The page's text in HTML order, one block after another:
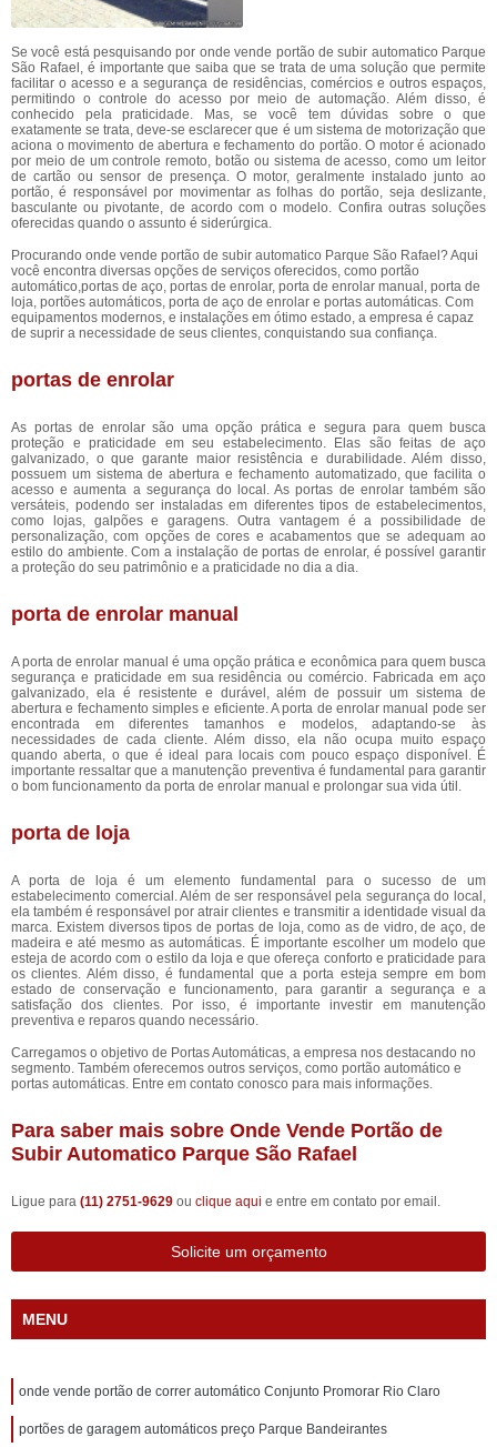
Se você está pesquisando por onde vende portão de subir automatico Parque
São Rafael, é importante que saiba que se trata de uma solução que permite
facilitar o acesso e a segurança de residências, comércios e outros espaços,
permitindo o controle do acesso por meio de automação. Além disso, é
conhecido pela praticidade. Mas, se você tem dúvidas sobre o que
exatamente se trata, deve-se esclarecer que é um sistema de motorização que
aciona o movimento de abertura e fechamento do portão. O motor é acionado
por meio de um controle remoto, botão ou sistema de acesso, como um leitor
de cartão ou sensor de presença. O motor, geralmente instalado junto ao
portão, é responsável por movimentar as folhas do portão, seja deslizante,
basculante ou pivotante, de acordo com o modelo. Confira outras soluções
oferecidas quando o assunto é siderúrgica.
Procurando onde vende portão de subir automatico Parque São Rafael? Aqui
você encontra diversas opções de serviços oferecidos, como portão
automático,portas de aço, portas de enrolar, porta de enrolar manual, porta de
loja, portões automáticos, porta de aço de enrolar e portas automáticas. Com
equipamentos modernos, e instalações em ótimo estado, a empresa é capaz
de suprir a necessidade de seus clientes, conquistando sua confiança.
portas de enrolar
As portas de enrolar são uma opção prática e segura para quem busca
proteção e praticidade em seu estabelecimento. Elas são feitas de aço
galvanizado, o que garante maior resistência e durabilidade. Além disso,
possuem um sistema de abertura e fechamento automatizado, que facilita o
acesso e aumenta a segurança do local. As portas de enrolar também são
versáteis, podendo ser instaladas em diferentes tipos de estabelecimentos,
como lojas, galpões e garagens. Outra vantagem é a possibilidade de
personalização, com opções de cores e acabamentos que se adequam ao
estilo do ambiente. Com a instalação de portas de enrolar, é possível garantir
a proteção do seu patrimônio e a praticidade no dia a dia.
porta de enrolar manual
A porta de enrolar manual é uma opção prática e econômica para quem busca
segurança e praticidade em sua residência ou comércio. Fabricada em aço
galvanizado, ela é resistente e durável, além de possuir um sistema de
abertura e fechamento simples e eficiente. A porta de enrolar manual pode ser
encontrada em diferentes tamanhos e modelos, adaptando-se às
necessidades de cada cliente. Além disso, ela não ocupa muito espaço
quando aberta, o que é ideal para locais com pouco espaço disponível. É
importante ressaltar que a manutenção preventiva é fundamental para garantir
o bom funcionamento da porta de enrolar manual e prolongar sua vida útil.
porta de loja
A porta de loja é um elemento fundamental para o sucesso de um
estabelecimento comercial. Além de ser responsável pela segurança do local,
ela também é responsável por atrair clientes e transmitir a identidade visual da
marca. Existem diversos tipos de portas de loja, como as de vidro, de aço, de
madeira e até mesmo as automáticas. É importante escolher um modelo que
esteja de acordo com o estilo da loja e que ofereça conforto e praticidade para
os clientes. Além disso, é fundamental que a porta esteja sempre em bom
estado de conservação e funcionamento, para garantir a segurança e a
satisfação dos clientes. Por isso, é importante investir em manutenção
preventiva e reparos quando necessário.
Carregamos o objetivo de Portas Automáticas, a empresa nos destacando no
segmento. Também oferecemos outros serviços, como portão automático e
portas automáticas. Entre em contato conosco para mais informações.
Para saber mais sobre Onde Vende Portão de
Subir Automatico Parque São Rafael
Ligue para (11) 2751-9629 ou clique aqui e entre em contato por email.
Solicite um orçamento
MENU
onde vende portão de correr automático Conjunto Promorar Rio Claro
portões de garagem automáticos preço Parque Bandeirantes